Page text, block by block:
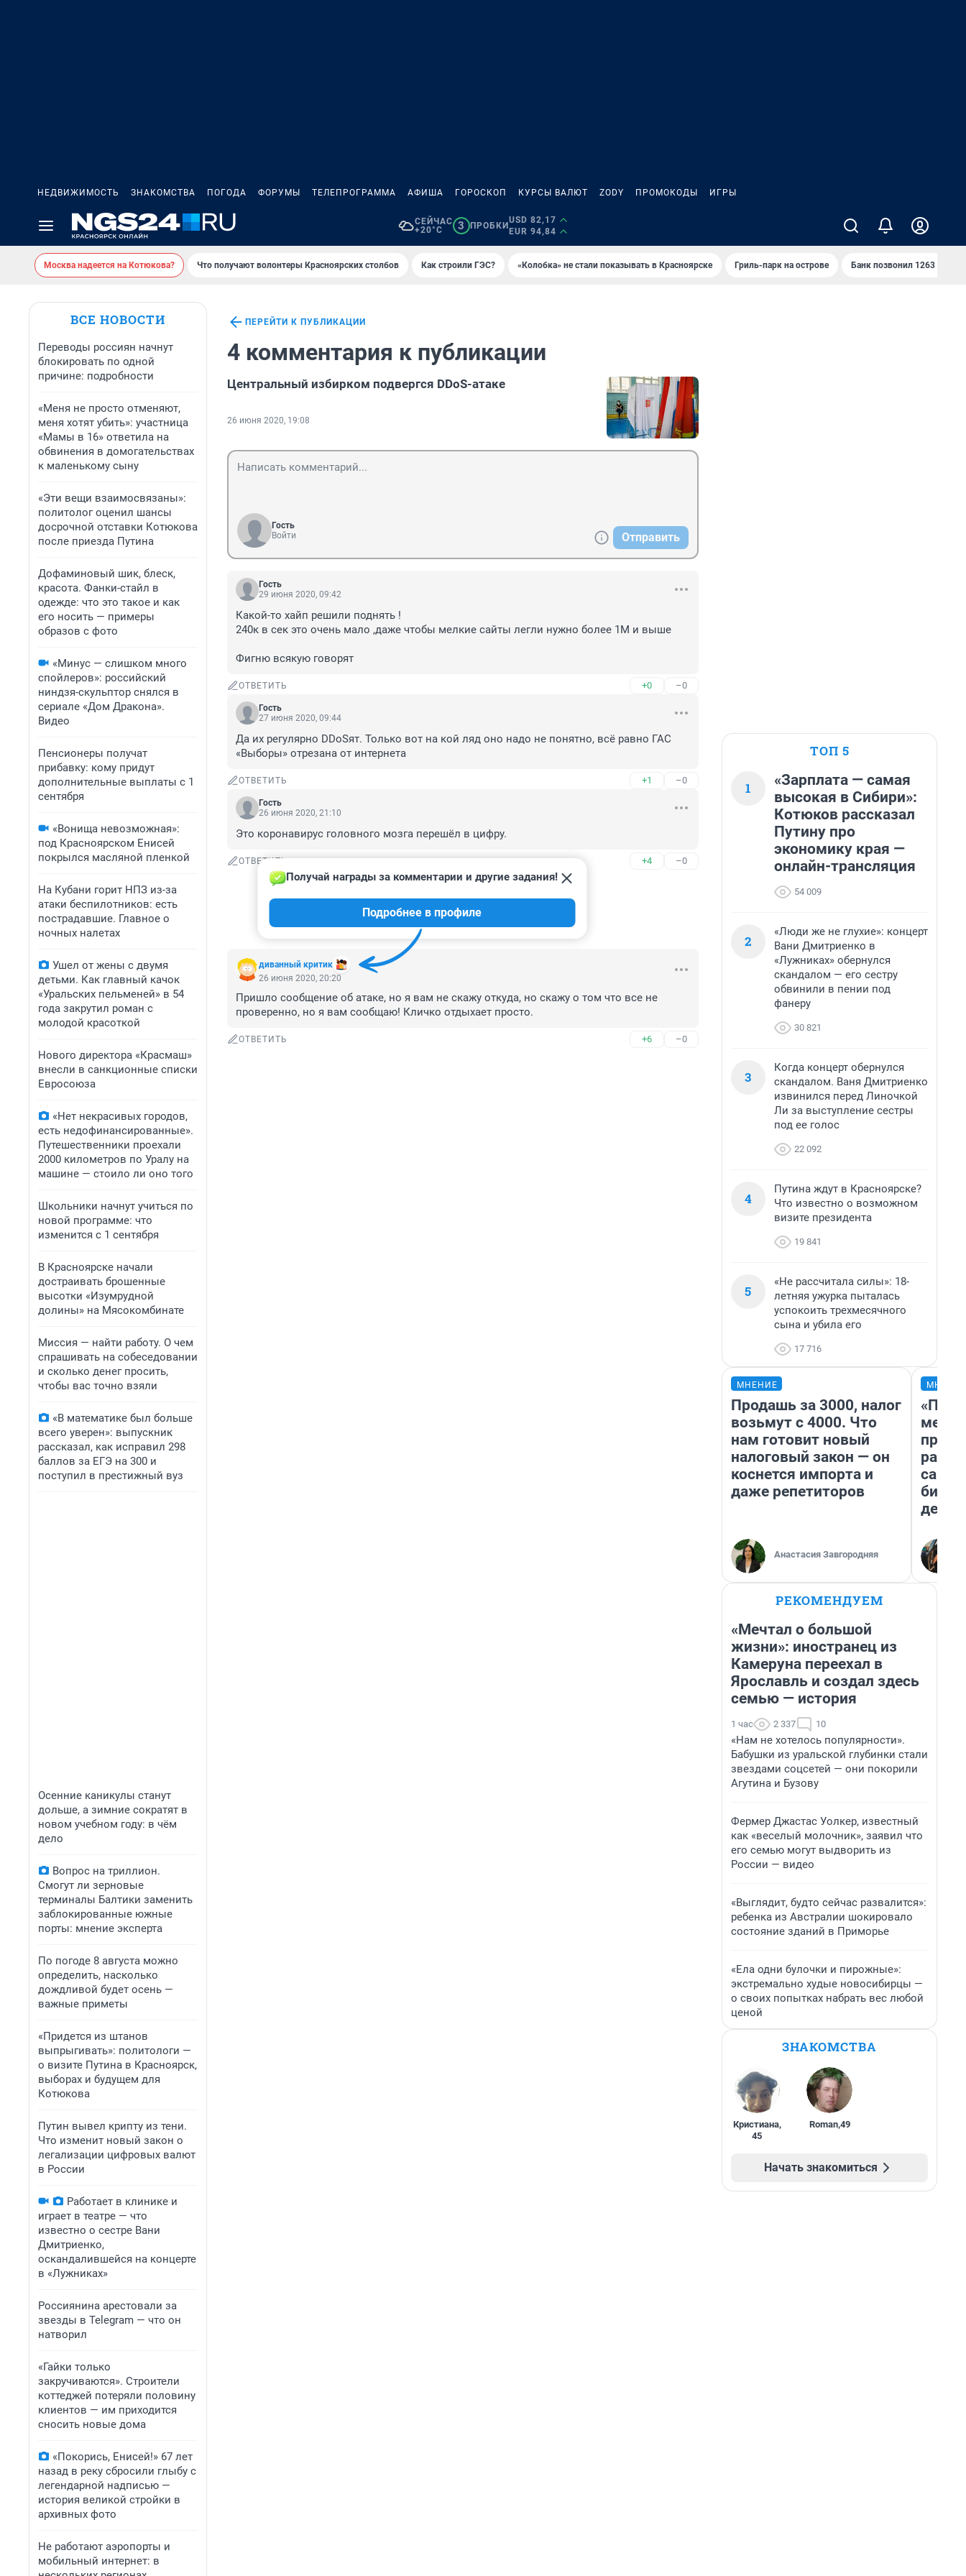
НЕДВИЖИМОСТЬ ЗНАКОМСТВА ПОГОДА ФОРУМЫ ТЕЛЕПРОГРАММА АФИША ГОРОСКОП КУРСЫ ВАЛЮТ ZODY ПРОМОКОДЫ ИГРЫ
СЕЙЧАС
+20°C
3 ПРОБКИ
USD 82,17
EUR 94,84
Москва надеется на Котюкова? Что получают волонтеры Красноярских столбов Как строили ГЭС? «Колобка» не стали показывать в Красноярске Гриль-парк на острове Банк позвонил 1263 раза
ВСЕ НОВОСТИ
Переводы россиян начнут
блокировать по одной
причине: подробности
«Меня не просто отменяют,
меня хотят убить»: участница
«Мамы в 16» ответила на
обвинения в домогательствах
к маленькому сыну
«Эти вещи взаимосвязаны»:
политолог оценил шансы
досрочной отставки Котюкова
после приезда Путина
Дофаминовый шик, блеск,
красота. Фанки-стайл в
одежде: что это такое и как
его носить — примеры
образов с фото
«Минус — слишком много
спойлеров»: российский
ниндзя-скульптор снялся в
сериале «Дом Дракона».
Видео
Пенсионеры получат
прибавку: кому придут
дополнительные выплаты с 1
сентября
«Вонища невозможная»:
под Красноярском Енисей
покрылся масляной пленкой
На Кубани горит НПЗ из-за
атаки беспилотников: есть
пострадавшие. Главное о
ночных налетах
Ушел от жены с двумя
детьми. Как главный качок
«Уральских пельменей» в 54
года закрутил роман с
молодой красоткой
Нового директора «Красмаш»
внесли в санкционные списки
Евросоюза
«Нет некрасивых городов,
есть недофинансированные».
Путешественники проехали
2000 километров по Уралу на
машине — стоило ли оно того
Школьники начнут учиться по
новой программе: что
изменится с 1 сентября
В Красноярске начали
достраивать брошенные
высотки «Изумрудной
долины» на Мясокомбинате
Миссия — найти работу. О чем
спрашивать на собеседовании
и сколько денег просить,
чтобы вас точно взяли
«В математике был больше
всего уверен»: выпускник
рассказал, как исправил 298
баллов за ЕГЭ на 300 и
поступил в престижный вуз
Осенние каникулы станут
дольше, а зимние сократят в
новом учебном году: в чём
дело
Вопрос на триллион.
Смогут ли зерновые
терминалы Балтики заменить
заблокированные южные
порты: мнение эксперта
По погоде 8 августа можно
определить, насколько
дождливой будет осень —
важные приметы
«Придется из штанов
выпрыгивать»: политологи —
о визите Путина в Красноярск,
выборах и будущем для
Котюкова
Путин вывел крипту из тени.
Что изменит новый закон о
легализации цифровых валют
в России
Работает в клинике и
играет в театре — что
известно о сестре Вани
Дмитриенко,
оскандалившейся на концерте
в «Лужниках»
Россиянина арестовали за
звезды в Telegram — что он
натворил
«Гайки только
закручиваются». Строители
коттеджей потеряли половину
клиентов — им приходится
сносить новые дома
«Покорись, Енисей!» 67 лет
назад в реку сбросили глыбу с
легендарной надписью —
история великой стройки в
архивных фото
Не работают аэропорты и
мобильный интернет: в
ПЕРЕЙТИ К ПУБЛИКАЦИИ
4 комментария к публикации
Центральный избирком подвергся DDoS-атаке
26 июня 2020, 19:08
Гость
Войти
Отправить
Гость
29 июня 2020, 09:42
Какой-то хайп решили поднять !
240к в сек это очень мало ,даже чтобы мелкие сайты легли нужно более 1М и выше
Фигню всякую говорят
ОТВЕТИТЬ +0 –0
Гость
27 июня 2020, 09:44
Да их регулярно DDoSят. Только вот на кой ляд оно надо не понятно, всё равно ГАС
«Выборы» отрезана от интернета
ОТВЕТИТЬ +1 –0
Гость
26 июня 2020, 21:10
Это коронавирус головного мозга перешёл в цифру.
ОТВЕТИТЬ +4 –0
диванный критик
Получай награды за комментарии и другие задания!
Подробнее в профиле
26 июня 2020, 20:20
Пришло сообщение об атаке, но я вам не скажу откуда, но скажу о том что все не
проверенно, но я вам сообщаю! Кличко отдыхает просто.
ОТВЕТИТЬ +6 –0
ТОП 5
1
«Зарплата — самая
высокая в Сибири»:
Котюков рассказал
Путину про
экономику края —
онлайн-трансляция
54 009
2
«Люди же не глухие»: концерт
Вани Дмитриенко в
«Лужниках» обернулся
скандалом — его сестру
обвинили в пении под
фанеру
30 821
3
Когда концерт обернулся
скандалом. Ваня Дмитриенко
извинился перед Линочкой
Ли за выступление сестры
под ее голос
22 092
4
Путина ждут в Красноярске?
Что известно о возможном
визите президента
19 841
5
«Не рассчитала силы»: 18-
летняя ужурка пыталась
успокоить трехмесячного
сына и убила его
17 716
МНЕНИЕ
Продашь за 3000, налог
возьмут с 4000. Что
нам готовит новый
налоговый закон — он
коснется импорта и
даже репетиторов
Анастасия Завгородняя
РЕКОМЕНДУЕМ
«Мечтал о большой
жизни»: иностранец из
Камеруна переехал в
Ярославль и создал здесь
семью — история
1 час 2 337 10
«Нам не хотелось популярности».
Бабушки из уральской глубинки стали
звездами соцсетей — они покорили
Агутина и Бузову
Фермер Джастас Уолкер, известный
как «веселый молочник», заявил что
его семью могут выдворить из
России — видео
«Выглядит, будто сейчас развалится»:
ребенка из Австралии шокировало
состояние зданий в Приморье
«Ела одни булочки и пирожные»:
экстремально худые новосибирцы —
о своих попытках набрать вес любой
ценой
ЗНАКОМСТВА
Кристиана,
45
Roman,49
Начать знакомиться